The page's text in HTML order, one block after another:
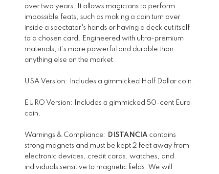
over two years. It allows magicians to perform
impossible feats, such as making a coin turn over
inside a spectator's hands or having a deck cut itself
to a chosen card. Engineered with ultra-premium
materials, it's more powerful and durable than
anything else on the market.
USA Version: Includes a gimmicked Half Dollar coin.
EURO Version: Includes a gimmicked 50-cent Euro
coin.
Warnings & Compliance: DISTANCIA contains
strong magnets and must be kept 2 feet away from
electronic devices, credit cards, watches, and
individuals sensitive to magnetic fields. We will